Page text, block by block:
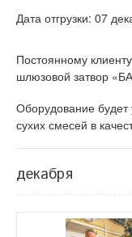
Дата отгрузки: 07
Постоянному
шлюзовой затвор
Оборудование будет
сухих смесей в
декабря